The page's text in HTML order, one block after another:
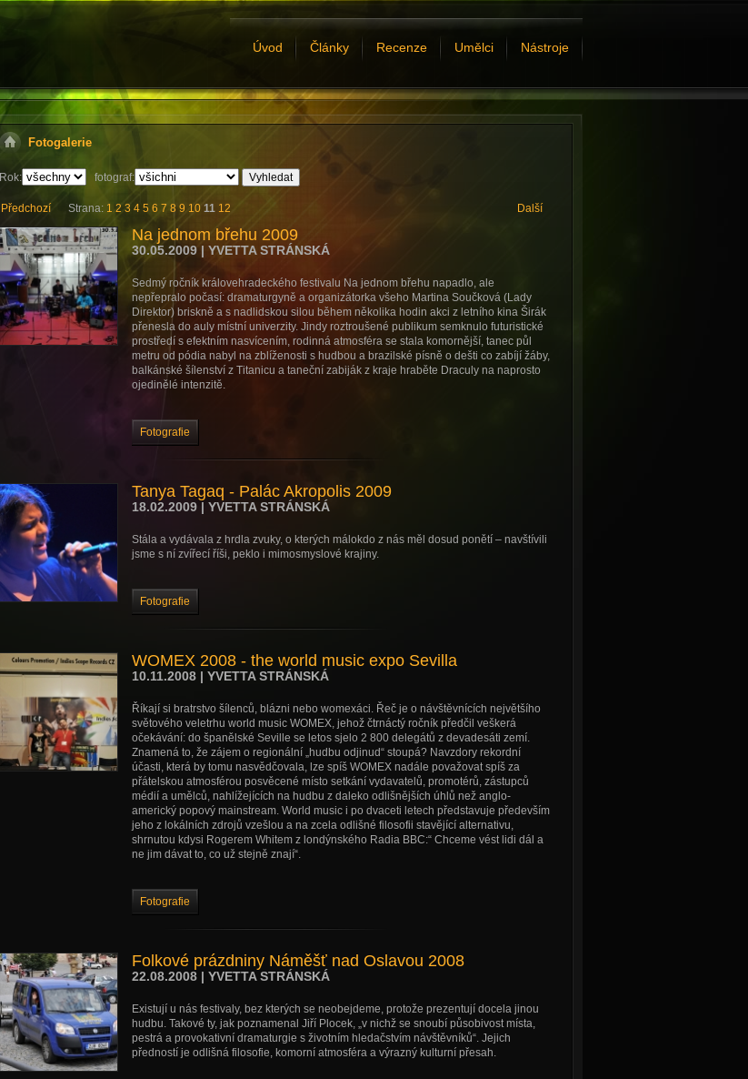
Úvod Články Recenze Umělci Nástroje
Fotogalerie
Rok: fotograf:
Předchozí Strana: 1 2 3 4 5 6 7 8 9 10 11 12 Další
Na jednom břehu 2009
30.05.2009 | YVETTA STRÁNSKÁ
Sedmý ročník královehradeckého festivalu Na jednom břehu napadlo, ale
nepřepralo počasí: dramaturgyně a organizátorka všeho Martina Součková (Lady
Direktor) briskně a s nadlidskou silou během několika hodin akci z letního kina Širák
přenesla do auly místní univerzity. Jindy roztroušené publikum semknulo futuristické
prostředí s efektním nasvícením, rodinná atmosféra se stala komornější, tanec půl
metru od pódia nabyl na zblíženosti s hudbou a brazilské písně o dešti co zabíjí žáby,
balkánské šílenství z Titanicu a taneční zabiják z kraje hraběte Draculy na naprosto
ojedinělé intenzitě.
Fotografie
Tanya Tagaq - Palác Akropolis 2009
18.02.2009 | YVETTA STRÁNSKÁ
Stála a vydávala z hrdla zvuky, o kterých málokdo z nás měl dosud ponětí – navštívili
jsme s ní zvířecí říši, peklo i mimosmyslové krajiny.
Fotografie
WOMEX 2008 - the world music expo Sevilla
10.11.2008 | YVETTA STRÁNSKÁ
Říkají si bratrstvo šílenců, blázni nebo womexáci. Řeč je o návštěvnících největšího
světového veletrhu world music WOMEX, jehož čtrnáctý ročník předčil veškerá
očekávání: do španělské Seville se letos sjelo 2 800 delegátů z devadesáti zemí.
Znamená to, že zájem o regionální „hudbu odjinud“ stoupá? Navzdory rekordní
účasti, která by tomu nasvědčovala, lze spíš WOMEX nadále považovat spíš za
přátelskou atmosférou posvěcené místo setkání vydavatelů, promotérů, zástupců
médií a umělců, nahlížejících na hudbu z daleko odlišnějších úhlů než anglo-
americký popový mainstream. World music i po dvaceti letech představuje především
jeho z lokálních zdrojů vzešlou a na zcela odlišné filosofii stavějící alternativu,
shrnutou kdysi Rogerem Whitem z londýnského Radia BBC:“ Chceme vést lidi dál a
ne jim dávat to, co už stejně znají“.
Fotografie
Folkové prázdniny Náměšť nad Oslavou 2008
22.08.2008 | YVETTA STRÁNSKÁ
Existují u nás festivaly, bez kterých se neobejdeme, protože prezentují docela jinou
hudbu. Takové ty, jak poznamenal Jiří Plocek, „v nichž se snoubí působivost místa,
pestrá a provokativní dramaturgie s životním hledačstvím návštěvníků“. Jejich
předností je odlišná filosofie, komorní atmosféra a výrazný kulturní přesah.